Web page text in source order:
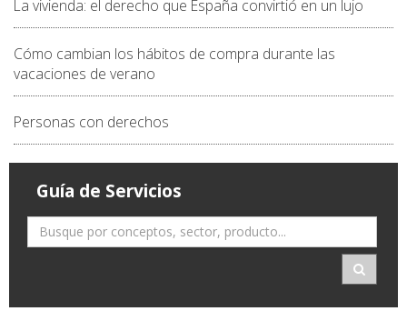
La vivienda: el derecho que España convirtió en un lujo
Cómo cambian los hábitos de compra durante las
vacaciones de verano
Personas con derechos
Guía de Servicios